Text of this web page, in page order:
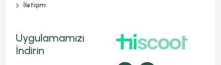
İletişim
Uygulamamızı
İndirin